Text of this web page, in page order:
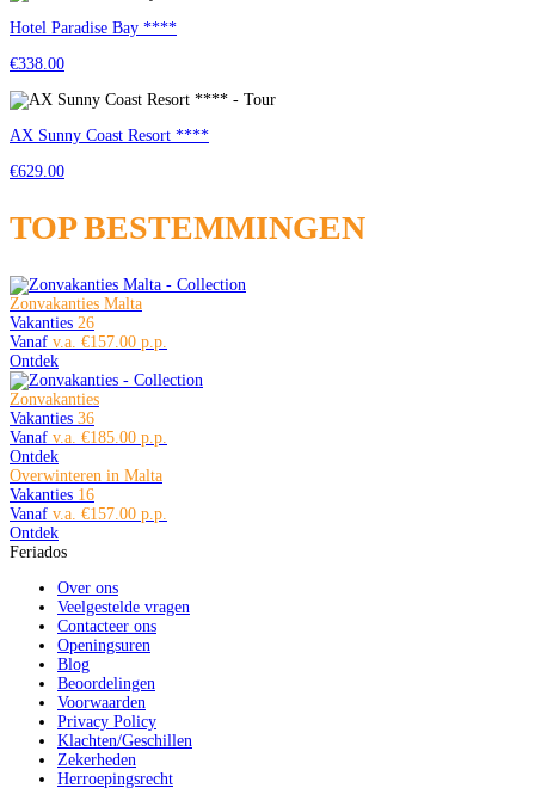
Hotel Paradise Bay ****
€338.00
AX Sunny Coast Resort ****
€629.00
TOP BESTEMMINGEN
Zonvakanties Malta
Vakanties 26
Vanaf
€157.00
Ontdek
Zonvakanties
Vakanties 36
Vanaf
€185.00
Ontdek
Overwinteren in Malta
Vakanties 16
Vanaf
€157.00
Ontdek
Feriados
Over ons
Veelgestelde vragen
Contacteer ons
Openingsuren
Blog
Beoordelingen
Voorwaarden
Privacy Policy
Klachten/Geschillen
Zekerheden
Herroepingsrecht